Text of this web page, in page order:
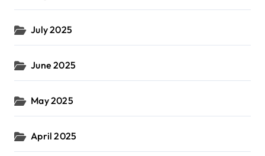
July 2025
June 2025
May 2025
April 2025